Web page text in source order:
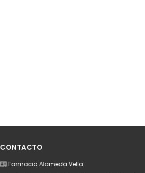
CONTACTO
Farmacia Alameda Vella